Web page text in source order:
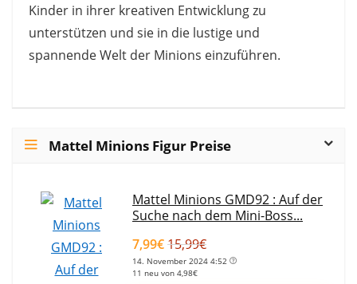
Kinder in ihrer kreativen Entwicklung zu
unterstützen und sie in die lustige und
spannende Welt der Minions einzuführen.
Mattel Minions Figur Preise
Mattel Minions GMD92 : Auf der
Suche nach dem Mini-Boss...
7,99€15,99€
14. November 2024 4:52
11 neu von 4,98€